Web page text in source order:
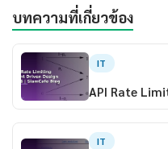
บทความที่เกี่ยวข้อง
IT
API Rate
IT